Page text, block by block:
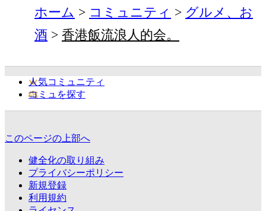
ホーム コミュニティ
グルメ、お
酒
香港飯流浪人的会。
人気コミュニティ
コミュを探す
このページの上部へ
健全化の取り組み
プライバシーポリシー
新規登録
利用規約